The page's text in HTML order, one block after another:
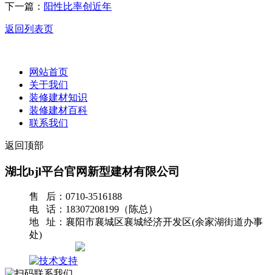
下一篇： 阳性比率创近年
返回列表页
网站首页
关于我们
装修建材知识
装修建材百科
联系我们
返回顶部
湖北bjl平台官网新型建材有限公司
售 后：0710-3516188
电 话：18307208199（陈总）
地 址：襄阳市襄城区襄城经济开发区(余家湖街道办事
处)